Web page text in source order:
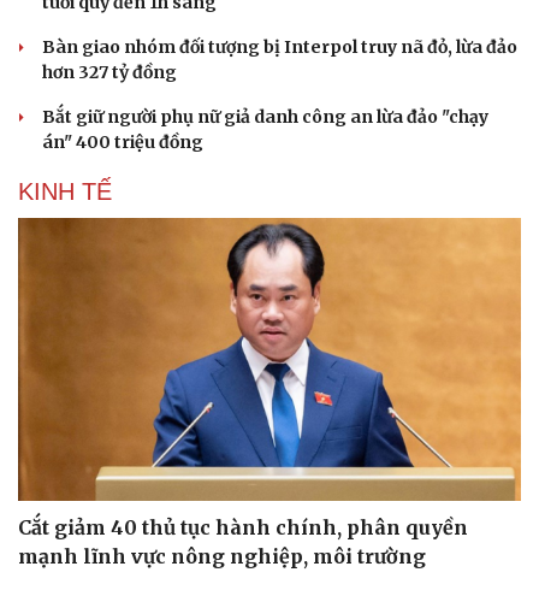
Bàn giao nhóm đối tượng bị Interpol truy nã đỏ, lừa đảo
hơn 327 tỷ đồng
Bắt giữ người phụ nữ giả danh công an lừa đảo "chạy
án" 400 triệu đồng
KINH TẾ
Cắt giảm 40 thủ tục hành chính, phân quyền
mạnh lĩnh vực nông nghiệp, môi trường